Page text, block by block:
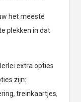
het meeste
plekken in dat
extra opties
zijn:
treinkaartjes,